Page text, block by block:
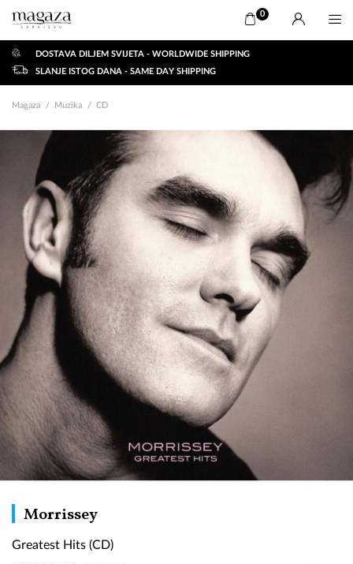
0
DOSTAVA DILJEM SVIJETA - WORLDWIDE SHIPPING
SLANJE ISTOG DANA - SAME DAY SHIPPING
Magaza Muzika CD
MorrisseyGreatest
Hits
(CD)
Greatest Hits (CD)